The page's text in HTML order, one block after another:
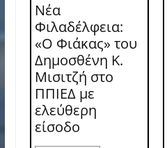
Νέα
Φιλαδέλφεια:
«Ο Φιάκας» του
Δημοσθένη Κ.
Μισιτζή στο
ΠΠΙΕΔ με
ελεύθερη
είσοδο